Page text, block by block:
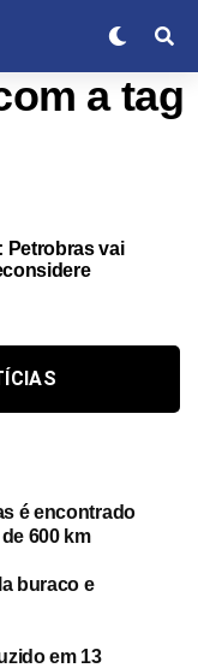
a tag
Petrobras vai
é encontrado
600 km
buraco e
em 13